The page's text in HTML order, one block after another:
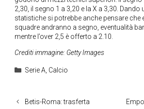
2,30, il segno 1 a 3,20 e la X a 3,30. Dando
statistiche si potrebbe anche pensare che
squadre andranno a segno, eventualità
mentre l’over 2,5 è offerto a 2.10.
Crediti immagine: Getty Images
Categorie
Serie A, Calcio
Betis-Roma: trasferta